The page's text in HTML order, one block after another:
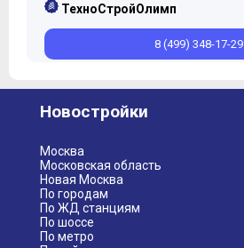
ТехноСтройОлимп
8 (499) 348-17-29
Новостройки
Москва
Московская область
Новая Москва
По городам
По ЖД станциям
По шоссе
По метро